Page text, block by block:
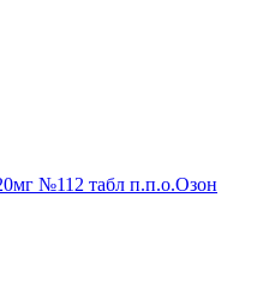
№112 табл п.п.о.Озон